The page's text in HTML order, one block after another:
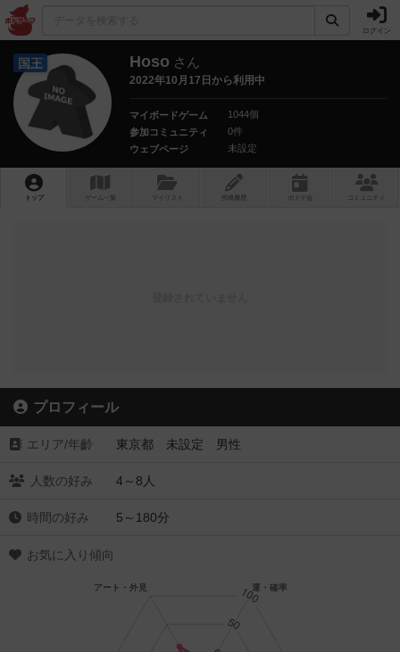
ログイン
国王 Hoso さん
2022年10月17日から利用中
マイボードゲーム
1044個
参加コミュニティ
0件
ウェブページ
未設定
トップ ゲーム一覧 マイリスト 投稿履歴 ボ ドゲ コミュニティ
プロフィール
エリア/年齡 東京都 未設定 男性
人数の好み 4～8人
時間の好み 5～180分
お気に入り傾向